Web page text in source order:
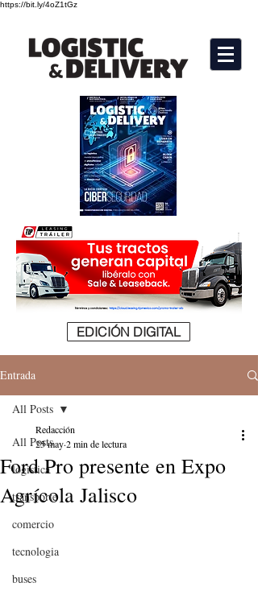
https://bit.ly/4oZ1tGz
EDICIÓN DIGITAL
Entrada
All Posts
logistica
transporte
comercio
tecnologia
buses
All Posts
Ford Pro presente en Expo
Agrícola Jalisco
Redacción
25 may2 min de lectura